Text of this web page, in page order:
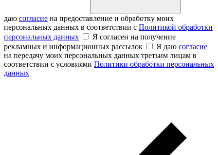
даю согласие на предоставление и обработку моих
персональных данных в соответствии с Политикой обработки
персональных данных
Я согласен на получение
рекламных и информационных рассылок
Я даю согласие
на передачу моих персональных данных третьим лицам в
соответствии с условиями Политики обработки персональных
данных